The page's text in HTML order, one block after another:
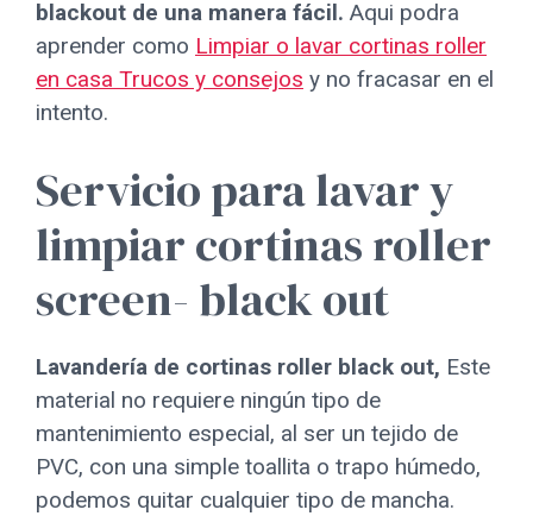
blackout de una manera fácil. Aqui podra
aprender como Limpiar o lavar cortinas roller
en casa Trucos y consejos y no fracasar en el
intento.
Servicio para lavar y
limpiar cortinas roller
screen- black out
Lavandería de cortinas roller black out, Este
material no requiere ningún tipo de
mantenimiento especial, al ser un tejido de
PVC, con una simple toallita o trapo húmedo,
podemos quitar cualquier tipo de mancha.